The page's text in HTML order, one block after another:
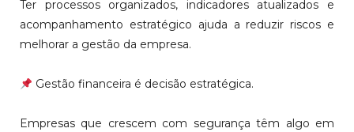
Ter processos organizados, indicadores atualizados e
acompanhamento estratégico ajuda a reduzir riscos e
melhorar a gestão da empresa.
Gestão financeira é decisão estratégica.
Empresas que crescem com segurança têm algo em